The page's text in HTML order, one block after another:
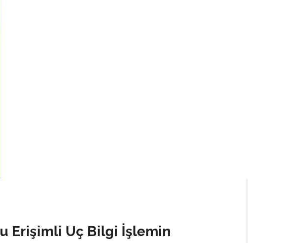
Erişimli Uç Bilgi İşlemin